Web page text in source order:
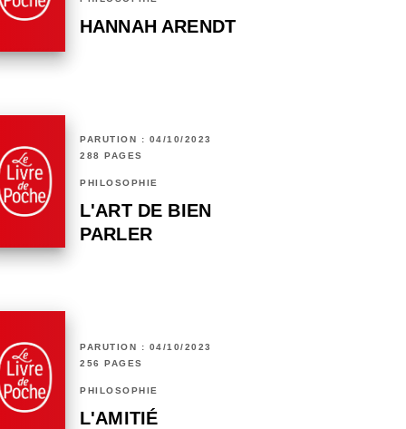
HANNAH ARENDT
PARUTION : 04/10/2023
288 PAGES
PHILOSOPHIE
L'ART DE BIEN
PARLER
PARUTION : 04/10/2023
256 PAGES
PHILOSOPHIE
L'AMITIÉ